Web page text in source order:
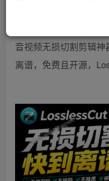
您当
音视频无损切割剪辑
离谱，免费且开源，